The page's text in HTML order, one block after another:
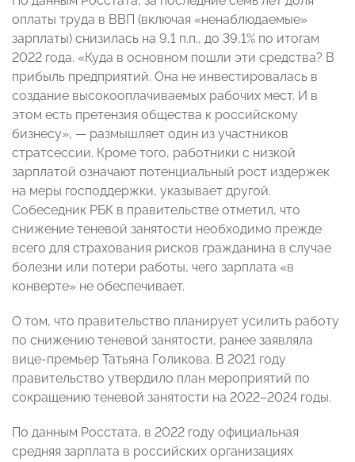
оплаты труда в ВВП (включая «ненаблюдаемые»
зарплаты) снизилась на 9,1 п.п., до 39,1% по итогам
2022 года. «Куда в основном пошли эти средства? В
прибыль предприятий. Она не инвестировалась в
создание высокооплачиваемых рабочих мест. И в
этом есть претензия общества к российскому
бизнесу», — размышляет один из участников
стратсессии. Кроме того, работники с низкой
зарплатой означают потенциальный рост издержек
на меры господдержки, указывает другой.
Собеседник РБК в правительстве отметил, что
снижение теневой занятости необходимо прежде
всего для страхования рисков гражданина в случае
болезни или потери работы, чего зарплата «в
конверте» не обеспечивает.
О том, что правительство планирует усилить работу
по снижению теневой занятости, ранее заявляла
вице-премьер Татьяна Голикова. В 2021 году
правительство утвердило план мероприятий по
сокращению теневой занятости на 2022–2024 годы.
По данным Росстата, в 2022 году официальная
средняя зарплата в российских организациях